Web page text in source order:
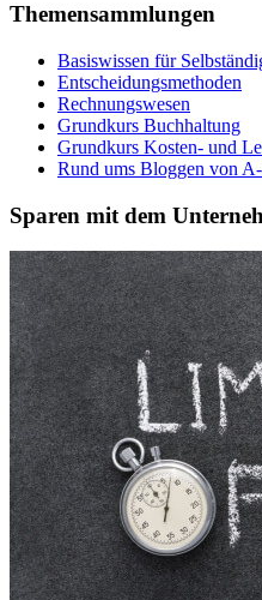
Themensammlungen
Basiswissen für
Entscheidungsmethoden
Rechnungswesen
Grundkurs Buchhaltung
Grundkurs Kosten- und
Rund ums Bloggen von
Sparen mit dem